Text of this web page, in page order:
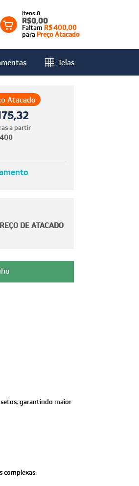
0
R$0,00
Faltam R$ 400,00
para Preço Atacado
Telas
Atacado
a partir
DE ATACADO
garantindo maior
complexas.